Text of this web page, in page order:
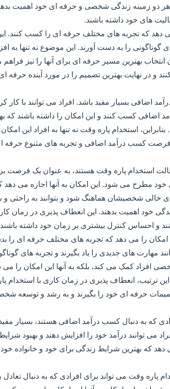
هر دو زمینه زندگی شخصی و حرفه ای خود اهمیت
های خود داشته باشند.
دهد که تجربه های مختلف حرفه ای را کسب کنند.
گوناگونی را به دست آورند. این موضوع نه تنها به
بهترین مسیر حرفه ای برای آنها را نیز فراهم
و در نهایت بهترین تصمیم را در مورد آینده حرفه
اضافی بسیار مفید باشد. افراد می توانند با کار
کسب کنند و این امکان را داشته باشند که
استخدام پاره وقت نه تنها به افراد این
فرصت کسب درآمد اضافی و تجربه های متنوع حرفه
استخدام پاره وقت هستند، به عنوان یک فرصت
مطرح می شود. این امکان به آنها اجازه می دهد
خالی شخصیشان هماهنگ شود و بتوانند به راحتی و
خود اهمیت بدهند. این انعطاف پذیری در زمان
و احساس کنترل بیشتری بر زمان خود داشته
امکان را می دهد که تجربه های مختلف حرفه ای را
مهارت های جدیدی را یاد بگیرند و تجربه های
افراد کمک می کند، بلکه به آنها این امکان را می
ترتیب، انعطاف پذیری در زمان کاری با استخدام
حرفه ای خود را بگیرند و به رشد و توسعه
که به دنبال کسب درآمد اضافی هستند، بسیار
توانند درآمد خود را افزایش دهند و بهبود
دهد که بهترین شرایط زندگی برای خود و خانواده خود
وقت می تواند برای افرادی که به دنبال تعادل